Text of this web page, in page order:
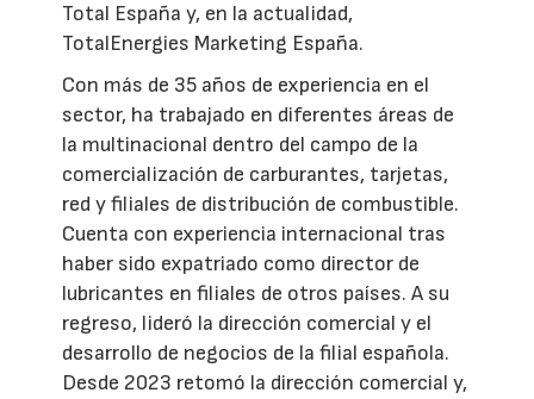
Total España y, en la actualidad,
TotalEnergies Marketing España.
Con más de 35 años de experiencia en el
sector, ha trabajado en diferentes áreas de
la multinacional dentro del campo de la
comercialización de carburantes, tarjetas,
red y filiales de distribución de combustible.
Cuenta con experiencia internacional tras
haber sido expatriado como director de
lubricantes en filiales de otros países. A su
regreso, lideró la dirección comercial y el
desarrollo de negocios de la filial española.
Desde 2023 retomó la dirección comercial y,